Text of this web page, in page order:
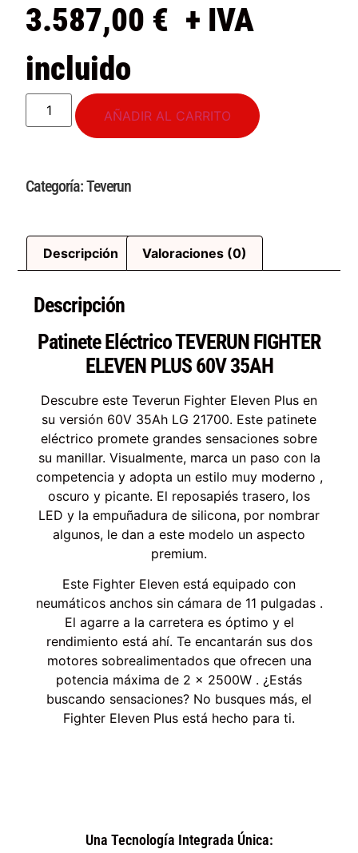
3.587,00 € + IVA
incluido
AÑADIR AL CARRITO
Categoría:Teverun
Descripción Valoraciones (0)
Descripción
Patinete Eléctrico TEVERUN FIGHTER
ELEVEN PLUS 60V 35AH
Descubre este Teverun Fighter Eleven Plus en
su versión 60V 35Ah LG 21700. Este patinete
eléctrico promete grandes sensaciones sobre
su manillar. Visualmente, marca un paso con la
competencia y adopta un estilo muy moderno ,
oscuro y picante. El reposapiés trasero, los
LED y la empuñadura de silicona, por nombrar
algunos, le dan a este modelo un aspecto
premium.
Este Fighter Eleven está equipado con
neumáticos anchos sin cámara de 11 pulgadas .
El agarre a la carretera es óptimo y el
rendimiento está ahí. Te encantarán sus dos
motores sobrealimentados que ofrecen una
potencia máxima de 2 x 2500W . ¿Estás
buscando sensaciones? No busques más, el
Fighter Eleven Plus está hecho para ti.
Una Tecnología Integrada Única: